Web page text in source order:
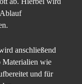
anschließend
Materialien wie
und für